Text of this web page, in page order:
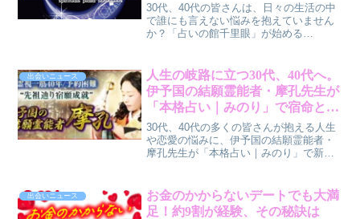
30代、40代の皆さんは、日々の生活の中
で誰にも言えない悩みを抱えていません
か？「占いの館千里眼」が始める
寄り添う、新しい形の占い体験を提供し
ます。占い師の鑑定スタイルを事前に知
ることができ、気軽に相談できるチャン
スです。
出会いニュース
人生の岐路に立つ30代、40代へ。
伊予国の結願霊能者・摩孔先生が
「本格占い｜みのり」で宿命と先
祖の導きを解き明かす
30代、40代の多くの皆さんが抱える人生
や恋愛の悩みに、伊予国の結願霊能者・
摩孔先生が「本格占い｜みのり」で新た
からのメッセージを伝え、諦めかけた願
いを成就へと導きます。
出会いニュース
お金のかからないデートでも大満
足！約9割が経験、その秘訣は